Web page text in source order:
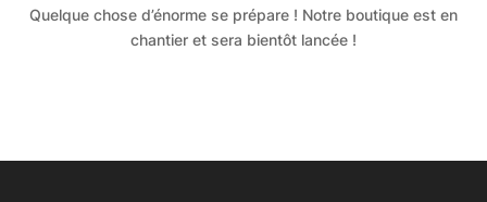
Quelque chose d’énorme se prépare ! Notre boutique est en
chantier et sera bientôt lancée !